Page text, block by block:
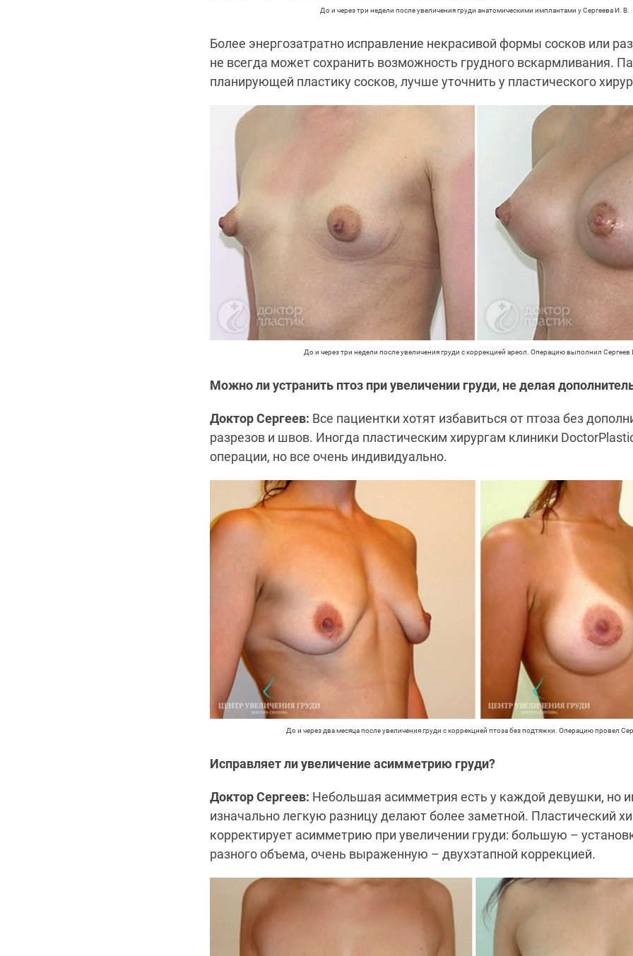
До и через три недели после увеличения груди анатомическими имплантами у Сергеева И. В.
Более энергозатратно исправление некрасивой формы сосков или
не всегда может сохранить возможность грудного вскармливания.
планирующей пластику сосков, лучше уточнить у пластического
До и через три недели после увеличения груди с коррекцией ареол. Операцию выполнил Сергеев
Можно ли устранить птоз при увеличении груди, не делая
Доктор Сергеев: Все пациентки хотят избавиться от птоза без
разрезов и швов. Иногда пластическим хирургам клиники
операции, но все очень индивидуально.
До и через два месяца после увеличения груди с коррекцией птоза без подтяжки. Операцию провел
Исправляет ли увеличение асимметрию груди?
Доктор Сергеев: Небольшая асимметрия есть у каждой девушки, но
изначально легкую разницу делают более заметной. Пластический
корректирует асимметрию при увеличении груди: большую –
разного объема, очень выраженную – двухэтапной коррекцией.